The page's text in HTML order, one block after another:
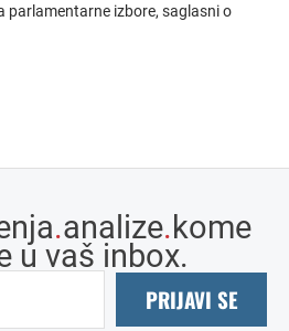
parlamentarne izbore, saglasni o
.analize.kome
u vaš inbox.
PRIJAVI SE